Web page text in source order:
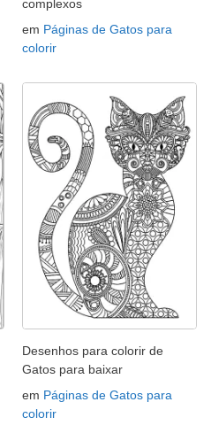
complexos
em Páginas de Gatos para
colorir
Desenhos para colorir de
Gatos para baixar
em Páginas de Gatos para
colorir